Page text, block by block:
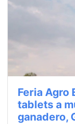
Feria Agro
tablets a
ganadero,